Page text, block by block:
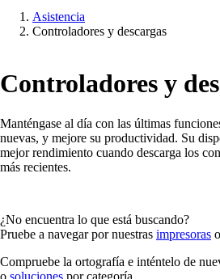
Asistencia
Controladores y descargas
Controladores y
Manténgase al día con las últimas
nuevas, y mejore su productividad. Su
mejor rendimiento cuando descarga los
más recientes.
¿No encuentra lo que está buscando?
Pruebe a navegar por nuestras impresoras o
Compruebe la ortografía e inténtelo de
o soluciones por categoría